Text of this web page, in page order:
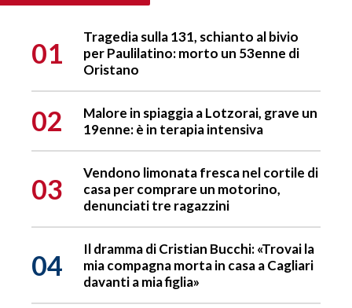
01
Tragedia sulla 131, schianto al bivio
per Paulilatino: morto un 53enne di
Oristano
02
Malore in spiaggia a Lotzorai, grave un
19enne: è in terapia intensiva
03
Vendono limonata fresca nel cortile di
casa per comprare un motorino,
denunciati tre ragazzini
04
Il dramma di Cristian Bucchi: «Trovai la
mia compagna morta in casa a Cagliari
davanti a mia figlia»